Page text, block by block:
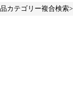
カテゴリー複合検索>